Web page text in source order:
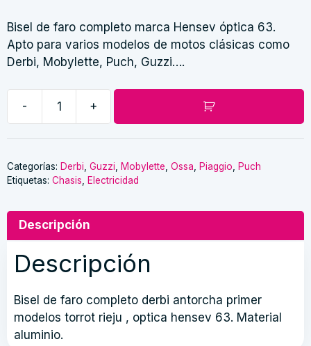
Bisel de faro completo marca Hensev óptica 63.
Apto para varios modelos de motos clásicas como
Derbi, Mobylette, Puch, Guzzi….
-
completo
Derbi
63
cantidad
+
Categorías: Derbi Guzzi Mobylette Ossa Piaggio
Puch
Etiquetas: Chasis Electricidad
Descripción
Descripción
Bisel de faro completo derbi antorcha primer
modelos torrot rieju , optica hensev 63. Material
aluminio.